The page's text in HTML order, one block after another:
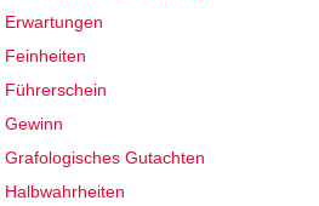
Erwartungen
Feinheiten
Führerschein
Gewinn
Grafologisches Gutachten
Halbwahrheiten